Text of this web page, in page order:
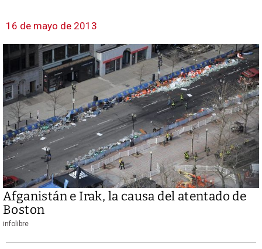
16 de mayo de 2013
Afganistán e Irak, la causa del atentado de
Boston
infolibre